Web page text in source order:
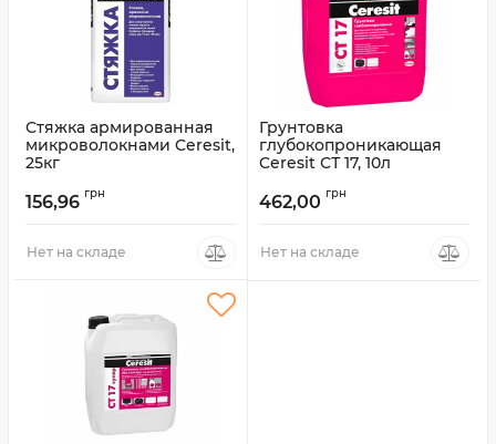
Стяжка армированная
микроволокнами Ceresit,
25кг
156,96 грн
Нет на складе
Грунтовка
глубокопроникающая
Ceresit СТ 17, 10л
462,00 грн
Нет на складе